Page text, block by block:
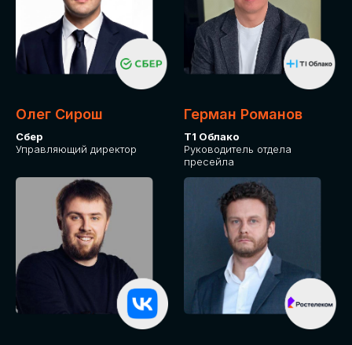
СКАЧАТЬ ПРОГРАММУ
Оставьте заявку, программу направим на почту
Олег Сирош
Сбер
Управляющий директор
Герман Романов
Т1 Облако
Руководитель отдела
пресейла